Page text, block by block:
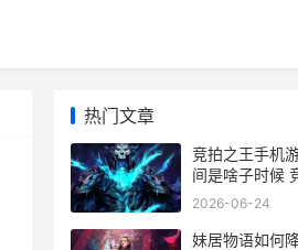
热门文章
竞拍之王手机
间是啥子时候
app如何挣钱
2026-06-24
妹居物语如何